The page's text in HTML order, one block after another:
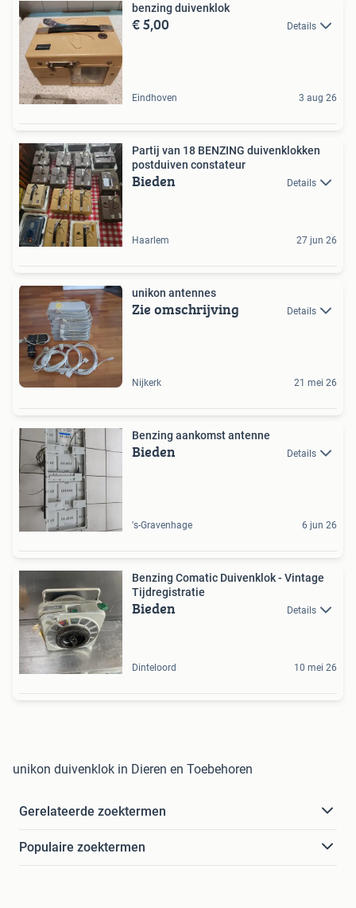
benzing duivenklok
€ 5,00 Details
Eindhoven 3 aug 26
Partij van 18 BENZING duivenklokken
postduiven constateur
Bieden Details
Haarlem 27 jun 26
unikon antennes
Zie omschrijving Details
Nijkerk 21 mei 26
Benzing aankomst antenne
Bieden Details
's-Gravenhage 6 jun 26
Benzing Comatic Duivenklok - Vintage
Tijdregistratie
Bieden Details
Dinteloord 10 mei 26
unikon duivenklok in Dieren en Toebehoren
Gerelateerde zoektermen
Populaire zoektermen